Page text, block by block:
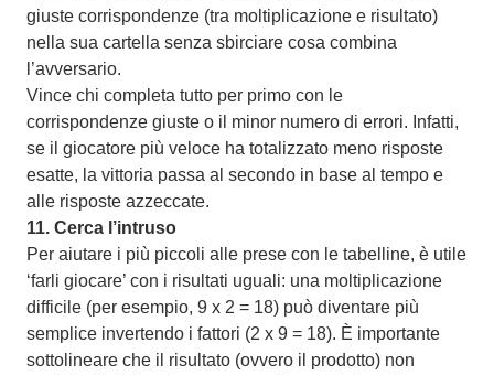
giuste corrispondenze (tra moltiplicazione e risultato)
nella sua cartella senza sbirciare cosa combina
l’avversario.
Vince chi completa tutto per primo con le
corrispondenze giuste o il minor numero di errori. Infatti,
se il giocatore più veloce ha totalizzato meno risposte
esatte, la vittoria passa al secondo in base al tempo e
alle risposte azzeccate.
11. Cerca l’intruso
Per aiutare i più piccoli alle prese con le tabelline, è utile
‘farli giocare’ con i risultati uguali: una moltiplicazione
difficile (per esempio, 9 x 2 = 18) può diventare più
semplice invertendo i fattori (2 x 9 = 18). È importante
sottolineare che il risultato (ovvero il prodotto) non